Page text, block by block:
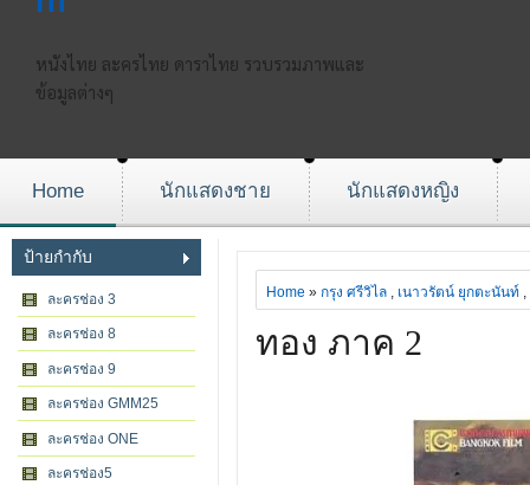
หนังไทย ละครไทย ดาราไทย รวบรวมภาพและ
ข้อมูลต่างๆ
Home นักแสดงชาย นักแสดงหญิง
ป้ายกำกับ
ละครช่อง 3
ละครช่อง 8
ละครช่อง 9
ละครช่อง GMM25
ละครช่อง ONE
ละครช่อง5
Home » กรุง ศรีวิไล , เนาวรัตน์ ยุกตะนันท์ ,
ทอง ภาค 2